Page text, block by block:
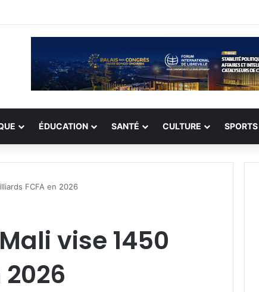
de 308 otages, mais les enlèvements perdurent
ÉDUCATION SANTÉ CULTURE SPORTS
FCFA en 2026
vise 1450